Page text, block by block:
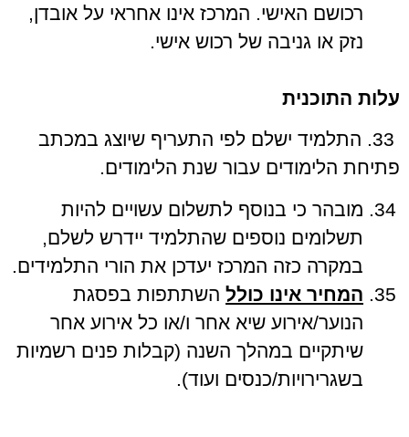
רכושם האישי. המרכז אינו אחראי על אובדן,
נזק או גניבה של רכוש אישי.
עלות התוכנית
33. התלמיד ישלם לפי התעריף שיוצג במכתב
פתיחת הלימודים עבור שנת הלימודים.
מובהר כי בנוסף לתשלום עשויים להיות
תשלומים נוספים שהתלמיד יידרש לשלם,
במקרה כזה המרכז יעדכן את הורי התלמידים.
המחיר אינו כולל השתתפות בפסגת
הנוער/אירוע שיא אחר ו/או כל אירוע אחר
שיתקיים במהלך השנה (קבלות פנים רשמיות
בשגרירויות/כנסים ועוד).